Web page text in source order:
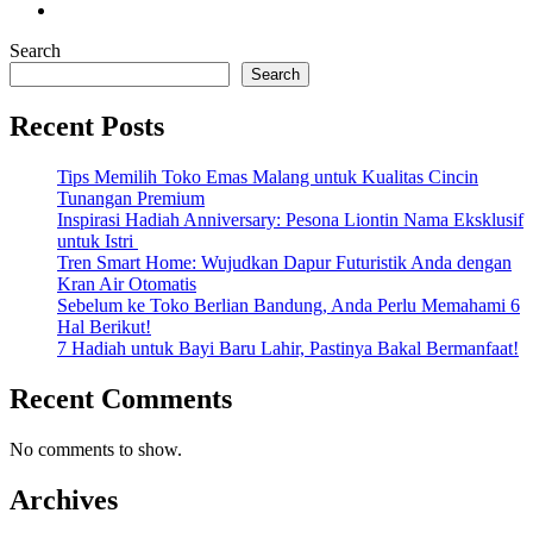
Search
Search
Recent Posts
Tips Memilih Toko Emas Malang untuk Kualitas Cincin
Tunangan Premium
Inspirasi Hadiah Anniversary: Pesona Liontin Nama Eksklusif
untuk Istri
Tren Smart Home: Wujudkan Dapur Futuristik Anda dengan
Kran Air Otomatis
Sebelum ke Toko Berlian Bandung, Anda Perlu Memahami 6
Hal Berikut!
7 Hadiah untuk Bayi Baru Lahir, Pastinya Bakal Bermanfaat!
Recent Comments
No comments to show.
Archives